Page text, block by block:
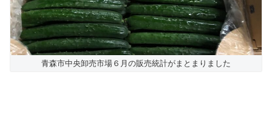
青森市中央卸売市場６月の販売統計がまとまりました